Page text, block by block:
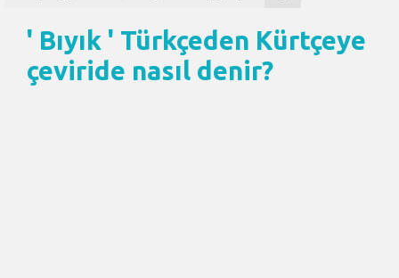
' Bıyık ' Türkçeden Kürtçeye
çeviride nasıl denir?